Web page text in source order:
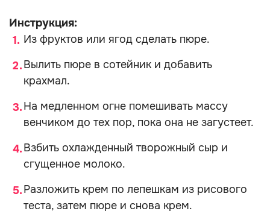
Инструкция:
Из фруктов или ягод сделать пюре.
Вылить пюре в сотейник и добавить
крахмал.
На медленном огне помешивать массу
венчиком до тех пор, пока она не загустеет.
Взбить охлажденный творожный сыр и
сгущенное молоко.
Разложить крем по лепешкам из рисового
теста, затем пюре и снова крем.